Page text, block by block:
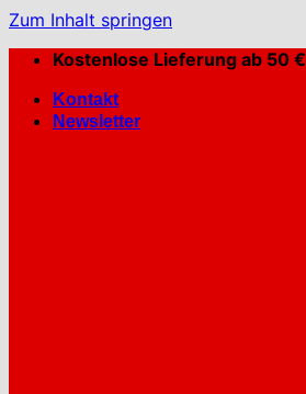
Zum Inhalt springen
Kostenlose Lieferung ab 50 €
Kontakt
Newsletter